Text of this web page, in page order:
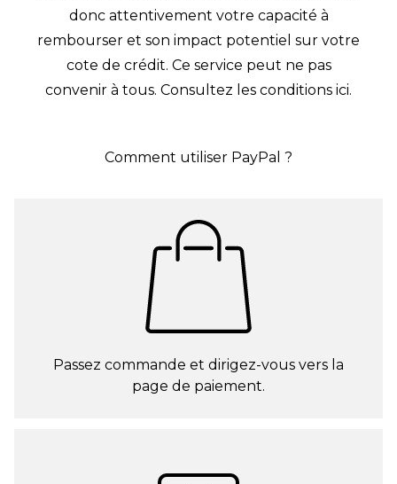
donc attentivement votre capacité à
rembourser et son impact potentiel sur votre
cote de crédit. Ce service peut ne pas
convenir à tous. Consultez les conditions ici.
Comment utiliser PayPal ?
Passez commande et dirigez-vous vers la
page de paiement.